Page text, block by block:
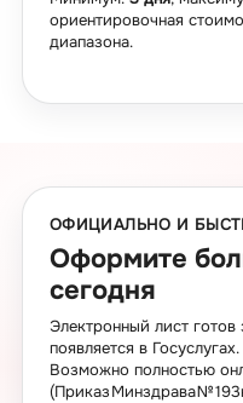
ориентировочная
диапазона.
ОФИЦИАЛЬНО И
Оформите
сегодня
Электронный лист
появляется в Госуслугах.
Возможно полностью
(Приказ Минздрава №